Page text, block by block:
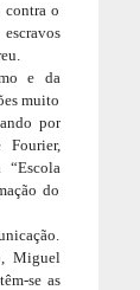
contra o
e da
muito
por
Fourier,
do
Miguel
se as